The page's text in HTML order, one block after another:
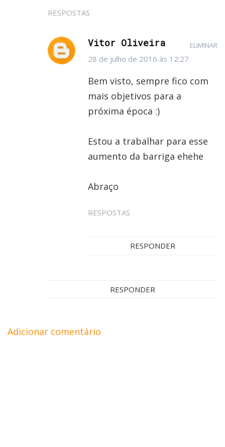
RESPOSTAS
Vitor Oliveira
28 de julho de 2016 às 12:27
Bem visto, sempre fico com
mais objetivos para a
próxima época :)
Estou a trabalhar para esse
aumento da barriga ehehe
Abraço
ELIMINAR
RESPOSTAS
RESPONDER
RESPONDER
Adicionar comentário